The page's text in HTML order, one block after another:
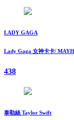
LADY GAGA
Lady Gaga 女神卡卡/
438
泰勒絲 Taylor Swift